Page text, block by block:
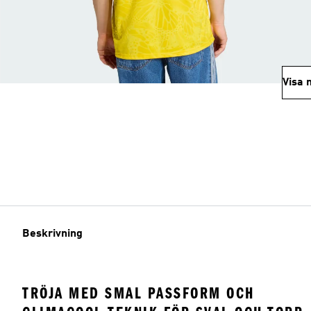
Visa
Beskrivning
TRÖJA MED SMAL PASSFORM OCH